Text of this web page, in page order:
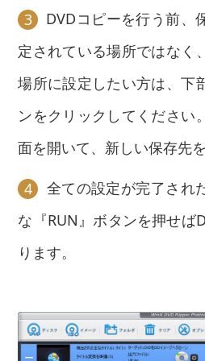
3
DVDコピーを行う前、
定されている場所ではなく
場所に設定したい方は、下
ンをクリックしてください
面を開いて、新しい保存先
4
全ての設定が完了され
な『RUN』ボタンを押せば
ります。